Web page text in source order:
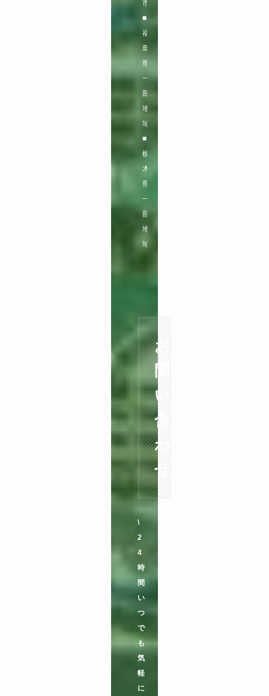
市
■
福
島
県
一
部
地
域
■
栃
木
県
一
部
地
域
お
問
い
合
わ
せ
\
2
4
時
間
い
つ
で
も
気
軽
に